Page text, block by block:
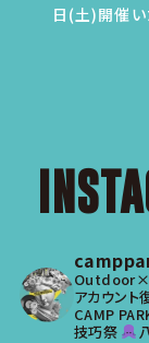
日(土)開催い
アカウント
CAMP
技巧祭